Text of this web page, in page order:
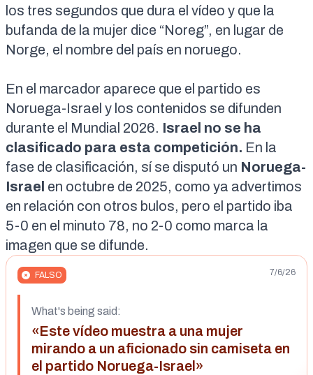
los tres segundos que dura el vídeo y que la
bufanda de la mujer dice “Noreg”, en lugar de
Norge, el nombre del país en noruego.
En el marcador aparece que el partido es
Noruega-Israel y los contenidos se difunden
durante el Mundial 2026. Israel no se ha
clasificado para esta competición. En la
fase de clasificación, sí se disputó un Noruega-
Israel en octubre de 2025, como ya advertimos
en relación con otros bulos, pero el partido iba
5-0 en el minuto 78, no 2-0 como marca la
imagen que se difunde.
FALSO 7/6/26
What's being said:
«Este vídeo muestra a una mujer
mirando a un aficionado sin camiseta en
el partido Noruega-Israel»